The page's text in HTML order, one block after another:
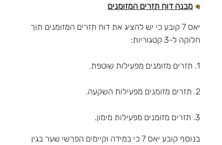
מבנה דוח תזרים המזומנים
יאס 7 קובע כי יש להציג את דוח תזרים המזומנים תוך
חלוקה ל-3 קטגוריות:
1. תזרים מזומנים מפעילות שוטפת.
2. תזרים מזומנים מפעילות השקעה.
3. תזרים מזומנים מפעילות מימון.
בנוסף קובע יאס 7 כי במידה וקיימים הפרשי שער בגין